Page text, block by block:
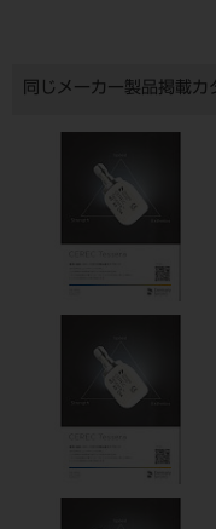
同じメーカー製品掲載カ